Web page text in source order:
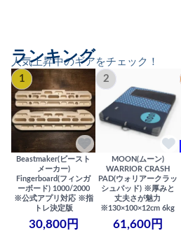
人気上昇中のギアをチェック！
ランキング
1
Beastmaker(ビースト
メーカー)
Fingerboard(フィンガ
ーボード) 1000/2000
※公式アプリ対応 ※指
トレ決定版
30,800円
2
MOON(ムーン)
WARRIOR CRASH
PAD(ウォリアークラッ
シュパッド) ※厚みと
丈夫さが魅力
※130×100×12cm 6kg
61,600円